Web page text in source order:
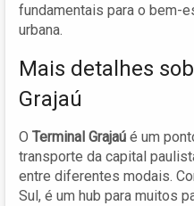
fundamentais para o bem-
urbana.
Mais detalhes
Grajaú
O Terminal Grajaú é um
transporte da capital
entre diferentes modais.
Sul, é um hub para muitos